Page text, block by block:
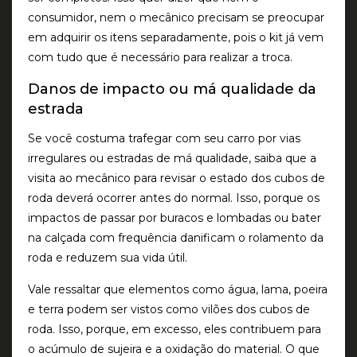
consumidor, nem o mecânico precisam se preocupar
em adquirir os itens separadamente, pois o kit já vem
com tudo que é necessário para realizar a troca.
Danos de impacto ou má qualidade da
estrada
Se você costuma trafegar com seu carro por vias
irregulares ou estradas de má qualidade, saiba que a
visita ao mecânico para revisar o estado dos cubos de
roda deverá ocorrer antes do normal. Isso, porque os
impactos de passar por buracos e lombadas ou bater
na calçada com frequência danificam o rolamento da
roda e reduzem sua vida útil.
Vale ressaltar que elementos como água, lama, poeira
e terra podem ser vistos como vilões dos cubos de
roda. Isso, porque, em excesso, eles contribuem para
o acúmulo de sujeira e a oxidação do material. O que